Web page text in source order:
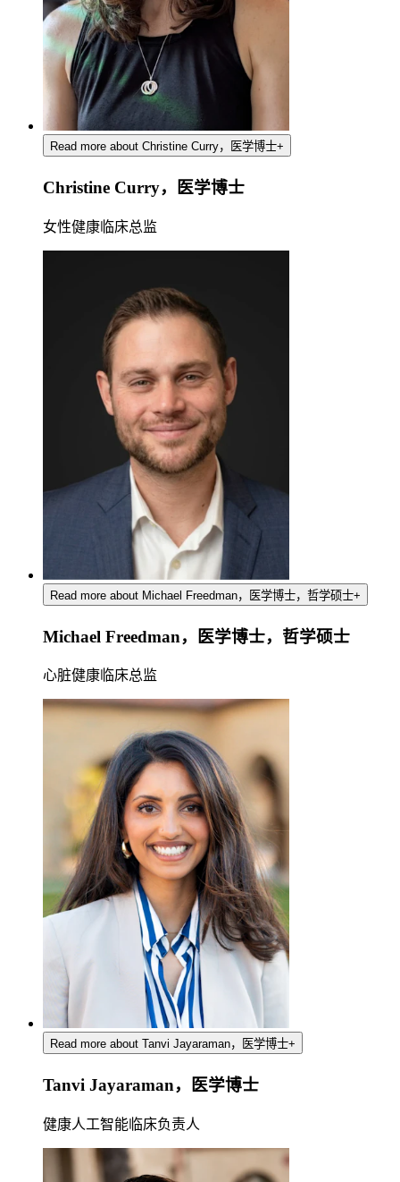
Read more about Christine Curry，医学博士+
Christine Curry，医学博士
女性健康临床总监
Read more about Michael Freedman，医学博士，哲学硕士+
Michael Freedman，医学博士，哲学硕士
心脏健康临床总监
Read more about Tanvi Jayaraman，医学博士+
Tanvi Jayaraman，医学博士
健康人工智能临床负责人